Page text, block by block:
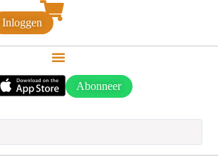
Inloggen
Abonneer